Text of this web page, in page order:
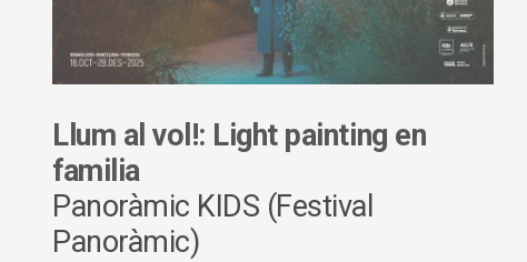
Llum al vol!: Light painting en
familia
Panoràmic KIDS (Festival
Panoràmic)